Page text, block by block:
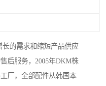
的需求和缩短产品供应
后服务，2005年DKM株
厂，全部配件从韩国本